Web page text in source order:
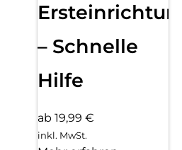
Ersteinrichtung
– Schnelle
Hilfe
ab 19,99 €
inkl. MwSt.